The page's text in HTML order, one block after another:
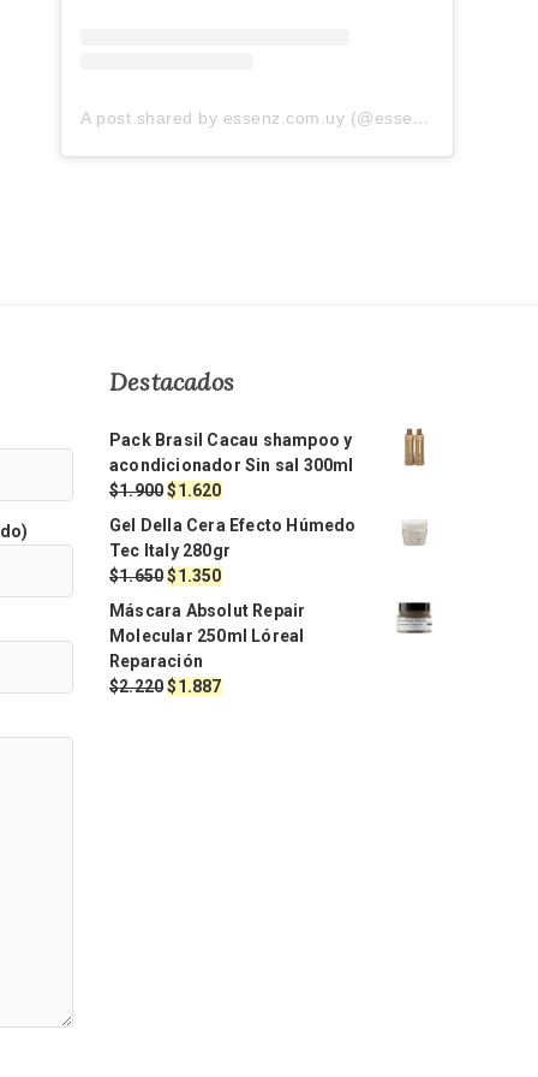
A post shared by essenz.com.uy (@essenz.com.uy)
Destacados
Pack Brasil Cacau shampoo y
acondicionador Sin sal 300ml
$1.900El
precio
original
era:
$1.900.
$1.620El
precio
es:
$1.620.
Gel Della Cera Efecto Húmedo
Tec Italy 280gr
$1.650El
precio
original
era:
$1.650.
$1.350El
precio
actual
$1.350.
Máscara Absolut Repair
Molecular 250ml Lóreal
Reparación
$2.220El
$1.887El